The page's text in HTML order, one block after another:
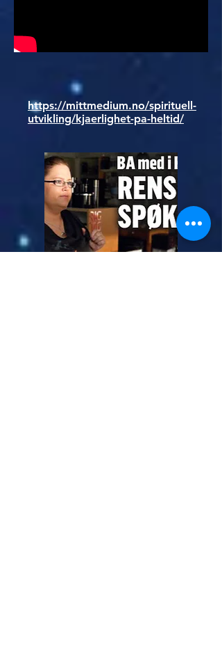
https://mittmedium.no/spirituell-
utvikling/kjaerlighet-pa-heltid/